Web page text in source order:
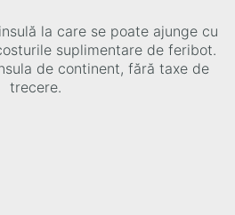
la care se poate ajunge cu
suplimentare de feribot.
de continent, fără taxe de
trecere.